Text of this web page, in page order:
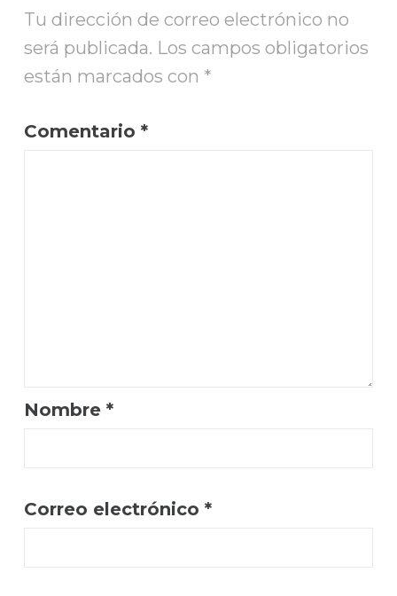
Tu dirección de correo electrónico no
será publicada. Los campos obligatorios
están marcados con *
Comentario *
Nombre *
Correo electrónico *